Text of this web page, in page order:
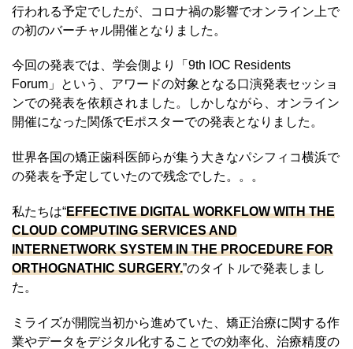
行われる予定でしたが、コロナ禍の影響でオンライン上で
の初のバーチャル開催となりました。
今回の発表では、学会側より「9th IOC Residents
Forum」という、アワードの対象となる口演発表セッショ
ンでの発表を依頼されました。しかしながら、オンライン
開催になった関係でEポスターでの発表となりました。
世界各国の矯正歯科医師らが集う大きなパシフィコ横浜で
の発表を予定していたので残念でした。。。
私たちは“EFFECTIVE DIGITAL WORKFLOW WITH THE
CLOUD COMPUTING SERVICES AND
INTERNETWORK SYSTEM IN THE PROCEDURE FOR
ORTHOGNATHIC SURGERY.”のタイトルで発表しまし
た。
ミライズが開院当初から進めていた、矯正治療に関する作
業やデータをデジタル化することでの効率化、治療精度の